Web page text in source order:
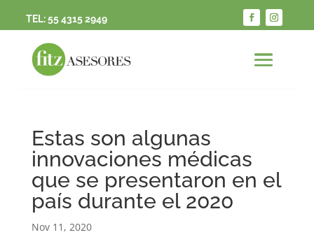
TEL:55 4315 2949
Estas son algunas
innovaciones médicas
que se presentaron en el
país durante el 2020
Nov 11, 2020